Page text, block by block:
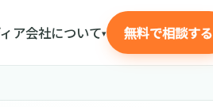
ア会社について▾ 無料で相談する